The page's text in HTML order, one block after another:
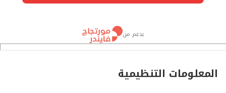
بدعم من
المعلومات التنظيمية